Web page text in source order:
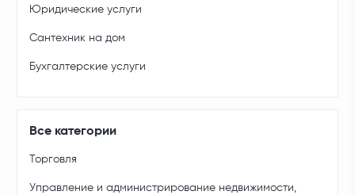
Юридические услуги
Сантехник на дом
Бухгалтерские услуги
Все категории
Торговля
Управление и администрирование недвижимости,